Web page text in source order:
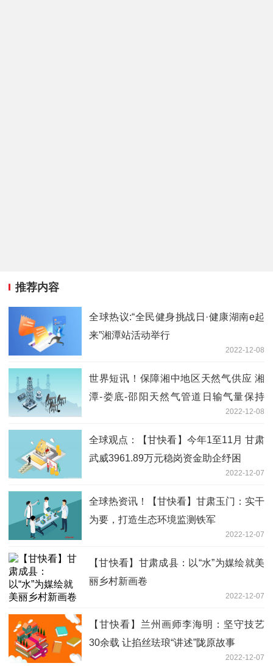
推荐内容
全球热议:“全民健身挑战日·健康湖南e起
来”湘潭站活动举行
2022-12-08
世界短讯！保障湘中地区天然气供应 湘
潭-娄底-邵阳天然气管道日输气量保持
2022-12-08
全球观点：【甘快看】今年1至11月 甘肃
武威3961.89万元稳岗资金助企纾困
2022-12-07
全球热资讯！【甘快看】甘肃玉门：实干
为要，打造生态环境监测铁军
2022-12-07
【甘快看】甘肃成县：以“水”为媒绘就美
丽乡村新画卷
2022-12-07
【甘快看】兰州画师李海明：坚守技艺
30余载 让掐丝珐琅“讲述”陇原故事
2022-12-07